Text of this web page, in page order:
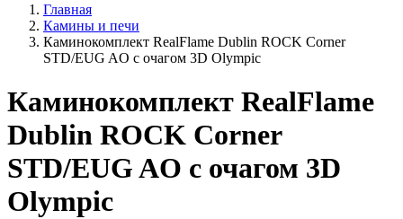
Главная
Камины и печи
Каминокомплект RealFlame Dublin ROCK Corner
STD/EUG AO с очагом 3D Olympic
Каминокомплект RealFlame
Dublin ROCK Corner
STD/EUG AO с очагом 3D
Olympic